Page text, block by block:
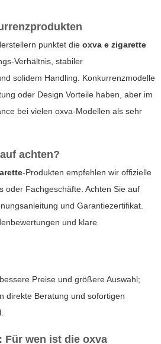
punktet die oxva e zigarette
Verhältnis, stabiler
solidem Handling. Konkurrenzmodelle
oder Design Vorteile haben, aber im
bei vielen oxva-Modellen als sehr
achten?
-Produkten empfehlen wir offizielle
oder Fachgeschäfte. Achten Sie auf
und Garantiezertifikat.
und klare
Preise und größere Auswahl;
direkte Beratung und sofortigen
Für wen ist die oxva